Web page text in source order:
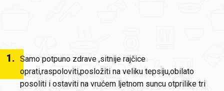
1. Samo potpuno zdrave ,sitnije rajčice
oprati,raspoloviti,posložiti na veliku tepsiju,obilato
posoliti i ostaviti na vrućem ljetnom suncu otprilike tri